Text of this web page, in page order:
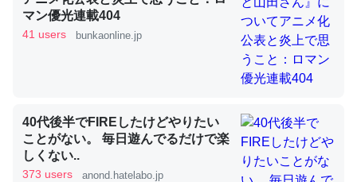
ずキチンを強化してる筈だが、酵素が違うのか？
─ニュース :: 【研究発表】昆虫学の大問題＝「昆虫はなぜ海にいな
これを元に考えるとカルシウムを大量に使う脊椎動物と貝
類は苦労してるんだな…。腹足類だと殻を無くしてナメク
マン優光連載404
41 users bunkaonline.jp
40代後半でFIREしたけどやりたい
ことがない。 毎日遊んでるだけで楽
しくない..
373 users anond.hatelabo.jp